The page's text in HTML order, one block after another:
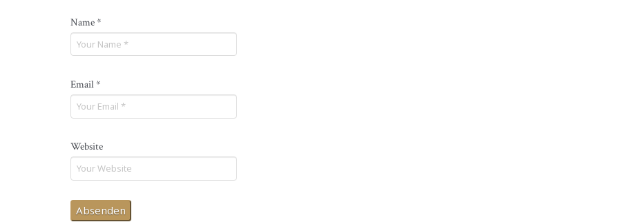
Name*
Email*
Website